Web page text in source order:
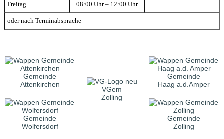
Freitag 08:00 Uhr – 12:00 Uhr
oder nach Terminabsprache
Gemeinde
Attenkirchen
VGem
Zolling
Gemeinde
Haag a.d.Amper
Gemeinde
Wolfersdorf
Gemeinde
Zolling